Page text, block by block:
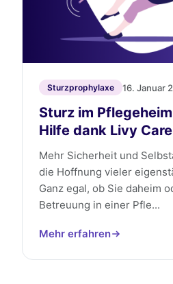
Sturzprophylaxe 16. Januar
Sturz im
Hilfe dank Livy Care
Mehr Sicherheit und
die Hoffnung vieler
Ganz egal, ob Sie daheim
Betreuung in einer Pfle...
Mehr erfahren